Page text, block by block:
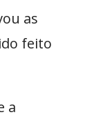
as
feito
a